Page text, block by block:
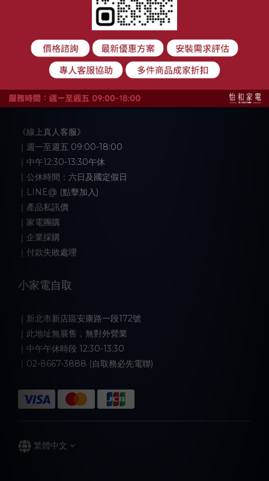
付款與運送方式
大家電安裝注意事項
聯絡我們
《線上真人客服》
｜週一至週五 09:00-18:00
｜中午12:30-13:30午休
｜公休時間：六日及國定假日
｜LINE@ (點擊加入)
｜產品私訊價
｜家電團購
｜企業採購
｜付款失敗處理
小家電自取
｜新北市新店區安康路一段172號
｜此地址無展售，無對外營業
｜中午午休時段 12:30-13:30
｜02-8667-3888 (自取務必先電聯)
繁體中文